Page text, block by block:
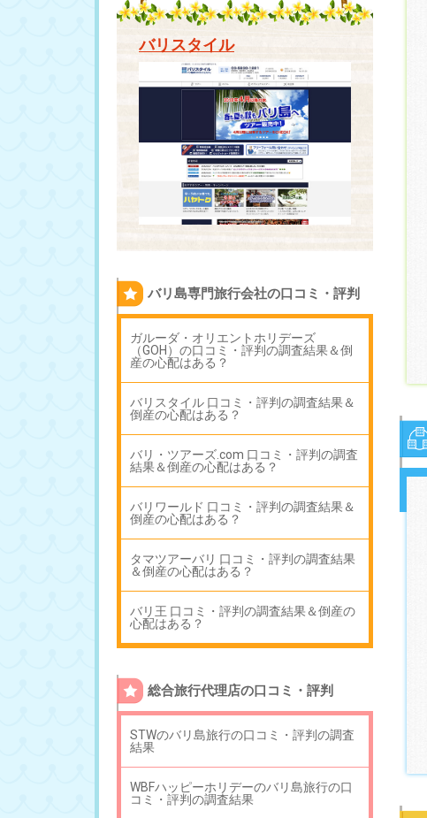
バリスタイル
バリ島専門旅行会社の口コミ・評判
ガルーダ・オリエントホリデーズ
（GOH）の口コミ・評判の調査結果＆倒
産の心配はある？
バリスタイル 口コミ・評判の調査結果＆
倒産の心配はある？
バリ・ツアーズ.com 口コミ・評判の調査
結果＆倒産の心配はある？
バリワールド 口コミ・評判の調査結果＆
倒産の心配はある？
タマツアーバリ 口コミ・評判の調査結果
＆倒産の心配はある？
バリ王 口コミ・評判の調査結果＆倒産の
心配はある？
総合旅行代理店の口コミ・評判
STWのバリ島旅行の口コミ・評判の調査
結果
WBFハッピーホリデーのバリ島旅行の口
コミ・評判の調査結果